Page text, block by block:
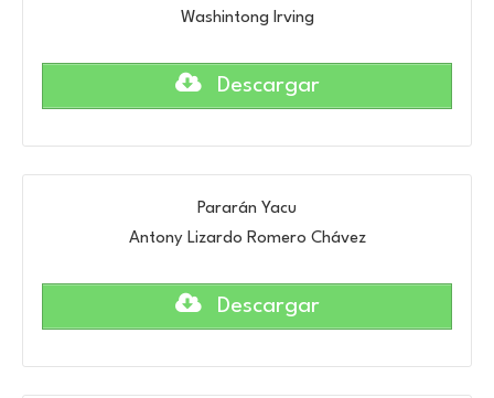
Washintong Irving
Descargar
Pararán Yacu
Antony Lizardo Romero Chávez
Descargar